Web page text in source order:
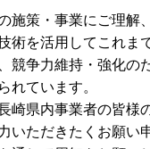
策・事業にご理解
を活用してこれま
競争力維持・強化の
れています。
県内事業者の皆様
いただきたくお願い